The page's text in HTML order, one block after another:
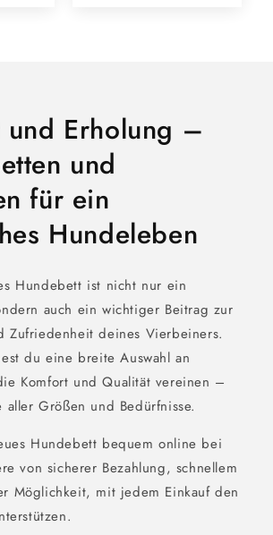
und Erholung –
und
für ein
Hundeleben
Hundebett ist nicht nur ein
auch ein wichtiger Beitrag zur
Zufriedenheit deines Vierbeiners.
du eine breite Auswahl an
Komfort und Qualität vereinen –
Größen und Bedürfnisse.
Hundebett bequem online bei
von sicherer Bezahlung, schnellem
Möglichkeit, mit jedem Einkauf den